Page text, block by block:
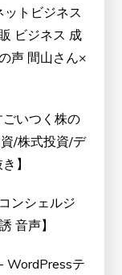
トビジネス
ビジネス 成
声 間山さん×
ごいつく株の
/株式投資/デ
】
ンシェルジ
音声】
WordPressテ